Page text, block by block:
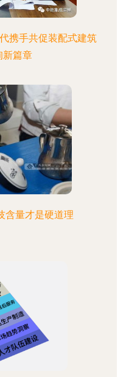
携手共促装配式建筑
新篇章
含量才是硬道理